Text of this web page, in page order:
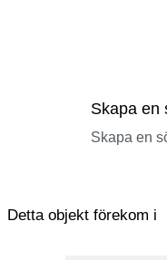
Skapa en
Skapa en
Detta objekt förekom i